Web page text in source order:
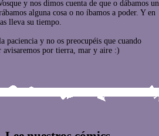
y nos dimos cuenta de que o dábamos un
alguna cosa o no íbamos a poder. Y en
lleva su tiempo.
paciencia y no os preocupéis que cuando
avisaremos por tierra, mar y aire :)